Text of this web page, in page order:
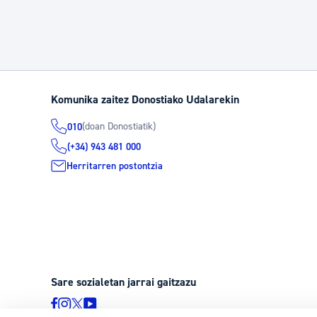
Komunika zaitez Donostiako Udalarekin
010(doan Donostiatik)
(+34) 943 481 000
Herritarren postontzia
Sare sozialetan jarrai gaitzazu